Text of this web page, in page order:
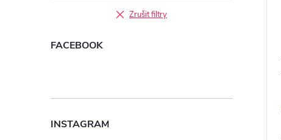
Zrušit filtry
FACEBOOK
INSTAGRAM